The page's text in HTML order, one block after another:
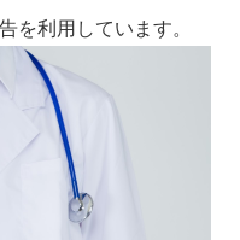
を利用しています。